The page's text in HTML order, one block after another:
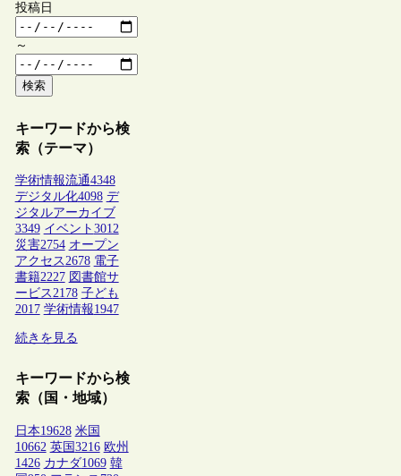
投稿日
～
検索
キーワードから検
索（テーマ）
学術情報流通4348
デジタル化4098 デ
ジタルアーカイブ
3349 イベント 3012
災害2754 オープン
アクセス2678 電子
書籍2227 図書館サ
ービス2178 子ども
2017 学術情報1947
続きを見る
キーワードから検
索（国・地域）
日本19628 米国
10662 英国 3216 欧州
1426 カナダ1069 韓